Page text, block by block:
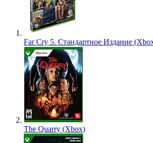
Far Cry 5. Стандартное Издание
The Quarry (Xbox)